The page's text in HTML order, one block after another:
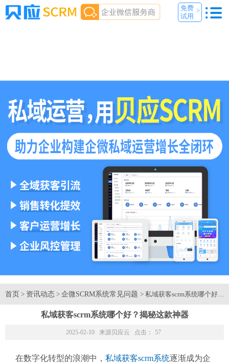
免费
试用
>
首页 > 资讯动态 > 企微SCRM系统常见问题 > 私域获客scrm系统哪个好？
私域获客scrm系统哪个好？揭秘这款神器
2025-02-10 来源 贝应云 点击： 57
在数字化转型的浪潮中， 私域获客scrm系统逐渐成为企